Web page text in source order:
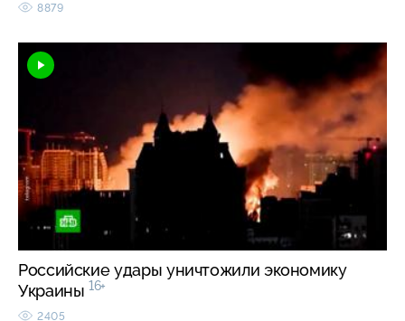
8879
Российские удары уничтожили экономику
Украины 16+
2405